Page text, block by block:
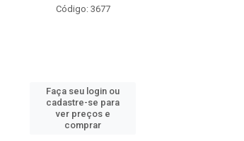
Código: 3677
Faça seu login ou
cadastre-se para
ver preços e
comprar